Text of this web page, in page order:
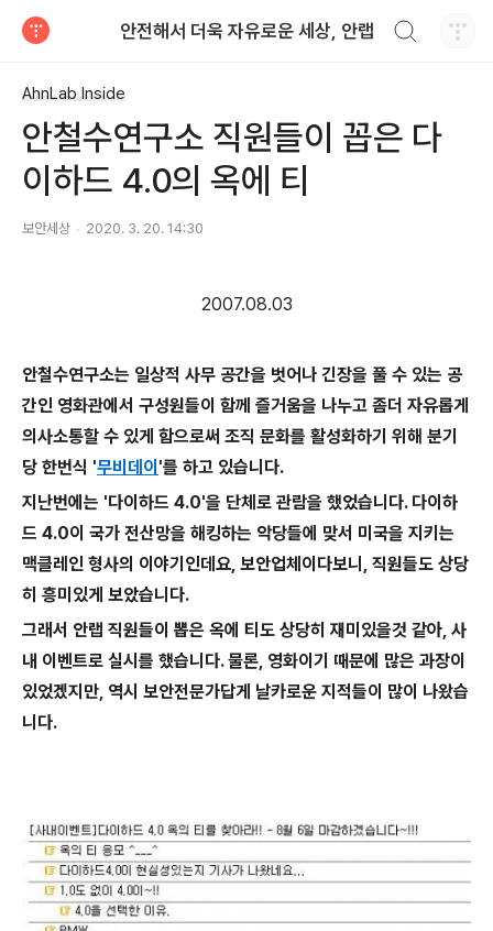
안전해서 더욱 자유로운 세상, 안랩
AhnLab Inside
안철수연구소 직원들이 꼽은 다
이하드 4.0의 옥에 티
보안세상 2020. 3. 20. 14:30
2007.08.03
안철수연구소는 일상적 사무 공간을 벗어나 긴장을 풀 수 있는 공
간인 영화관에서 구성원들이 함께 즐거움을 나누고 좀더 자유롭게
의사소통할 수 있게 함으로써 조직 문화를 활성화하기 위해 분기
당 한번식 '무비데이 '를 하고 있습니다.
지난번에는 '다이하드 4.0'을 단체로 관람을 했었습니다. 다이하
드 4.0이 국가 전산망을 해킹하는 악당들에 맞서 미국을 지키는
맥클레인 형사의 이야기인데요, 보안업체이다보니, 직원들도 상당
히 흥미있게 보았습니다.
그래서 안랩 직원들이 뽑은 옥에 티도 상당히 재미있을것 같아, 사
내 이벤트로 실시를 했습니다. 물론, 영화이기 때문에 많은 과장이
있었겠지만, 역시 보안전문가답게 날카로운 지적들이 많이 나왔습
니다.